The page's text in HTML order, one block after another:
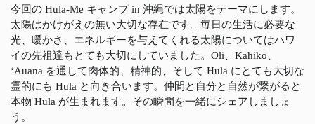
今回の Hula-Me キャンプ in 沖縄では太陽をテーマにします。
太陽はかけがえの無い大切な存在です。毎日の生活に必要な
光、暖かさ、エネルギーを与えてくれる太陽についてはハワ
イの先祖達もとても大切にしていました。Oli、Kahiko、
ʻAuana を通して肉体的、精神的、そして Hula にとても大切な
霊的にも Hula と向き合います。仲間と自分と自然が繋がると
本物 Hula が生まれます。その瞬間を一緒にシェアしましょ
う。